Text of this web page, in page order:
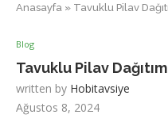
Anasayfa » Tavuklu Pilav
Blog
Tavuklu Pilav
written by Hobitavsiye
Ağustos 8, 2024